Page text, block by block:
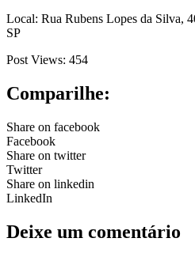
Local: Rua Rubens Lopes da Silva,
SP
Post Views: 454
Comparilhe:
Share on facebook
Facebook
Share on twitter
Twitter
Share on linkedin
LinkedIn
Deixe um comentário